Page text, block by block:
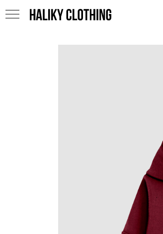
HALIKY CLOTHING
HALIKY CLOTHING